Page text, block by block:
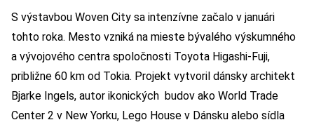
S výstavbou Woven City sa intenzívne začalo v januári
tohto roka. Mesto vzniká na mieste bývalého výskumného
a vývojového centra spoločnosti Toyota Higashi-Fuji,
približne 60 km od Tokia. Projekt vytvoril dánsky architekt
Bjarke Ingels, autor ikonických budov ako World Trade
Center 2 v New Yorku, Lego House v Dánsku alebo sídla